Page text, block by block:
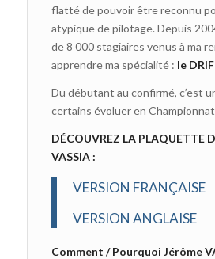
flatté de pouvoir être reconnu
atypique de pilotage. Depuis
de 8 000 stagiaires venus à ma
apprendre ma spécialité : le
Du débutant au confirmé, c’est
certains évoluer en
DÉCOUVREZ LA PLAQUETTE
VASSIA :
VERSION FRANÇAISE
VERSION ANGLAISE
Comment / Pourquoi Jérôme